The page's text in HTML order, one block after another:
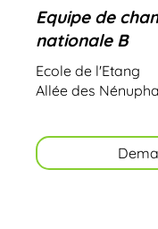
Equipe de
nationale B
Ecole de l'Etang
Allée des